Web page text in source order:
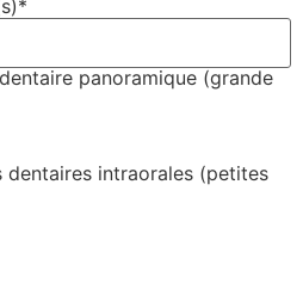
panoramique (grande
dentaires intraorales (petites